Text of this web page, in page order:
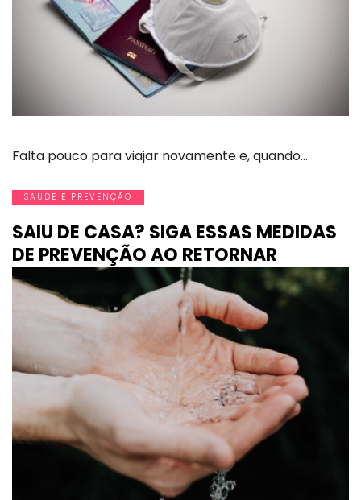
Falta pouco para viajar novamente e, quando…
SAÚDE E PREVENÇÃO
SAIU DE CASA? SIGA ESSAS MEDIDAS
DE PREVENÇÃO AO RETORNAR